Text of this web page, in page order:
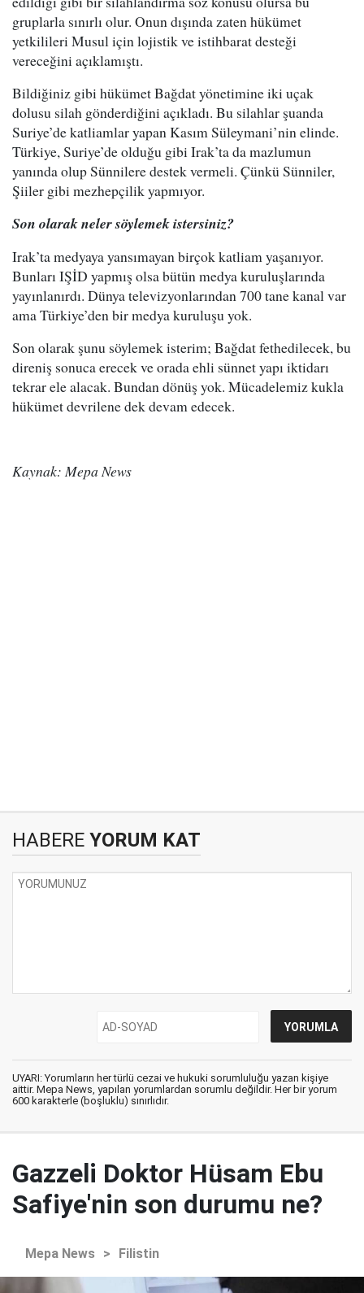
gruplarla sınırlı olur. Onun dışında zaten hükümet
yetkilileri Musul için lojistik ve istihbarat desteği
vereceğini açıklamıştı.
Bildiğiniz gibi hükümet Bağdat yönetimine iki uçak
dolusu silah gönderdiğini açıkladı. Bu silahlar şuanda
Suriye’de katliamlar yapan Kasım Süleymani’nin elinde.
Türkiye, Suriye’de olduğu gibi Irak’ta da mazlumun
yanında olup Sünnilere destek vermeli. Çünkü Sünniler,
Şiiler gibi mezhepçilik yapmıyor.
Son olarak neler söylemek istersiniz?
Irak’ta medyaya yansımayan birçok katliam yaşanıyor.
Bunları IŞİD yapmış olsa bütün medya kuruluşlarında
yayınlanırdı. Dünya televizyonlarından 700 tane kanal var
ama Türkiye’den bir medya kuruluşu yok.
Son olarak şunu söylemek isterim; Bağdat fethedilecek, bu
direniş sonuca erecek ve orada ehli sünnet yapı iktidarı
tekrar ele alacak. Bundan dönüş yok. Mücadelemiz kukla
hükümet devrilene dek devam edecek.
Kaynak: Mepa News
HABERE YORUM KAT
UYARI: Yorumların her türlü cezai ve hukuki sorumluluğu yazan kişiye
aittir. Mepa News, yapılan yorumlardan sorumlu değildir. Her bir yorum
600 karakterle (boşluklu) sınırlıdır.
Gazzeli Doktor Hüsam Ebu
Safiye'nin son durumu ne?
Mepa News > Filistin